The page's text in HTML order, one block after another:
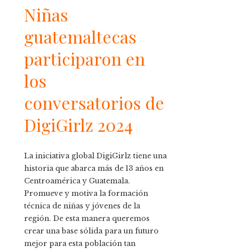
Niñas
guatemaltecas
participaron en
los
conversatorios de
DigiGirlz 2024
La iniciativa global DigiGirlz tiene una
historia que abarca más de 13 años en
Centroamérica y Guatemala.
Promueve y motiva la formación
técnica de niñas y jóvenes de la
región. De esta manera queremos
crear una base sólida para un futuro
mejor para esta población tan